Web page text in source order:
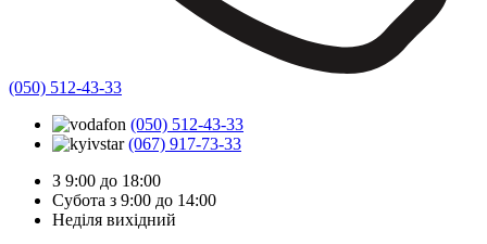
(050) 512-43-33
(050) 512-43-33
(067) 917-73-33
З 9:00 до 18:00
Субота з 9:00 до 14:00
Неділя вихідний